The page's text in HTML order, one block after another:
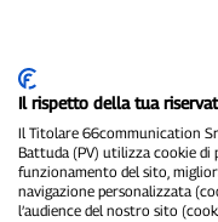
P300.it è una
Il rispetto della tua
Il Titolare 66communication
Battuda (PV) utilizza cookie
funzionamento del sito,
navigazione personalizzata
l’audience del nostro sito